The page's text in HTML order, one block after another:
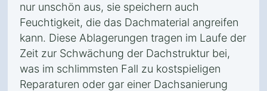
nur unschön aus, sie speichern auch
Feuchtigkeit, die das Dachmaterial angreifen
kann. Diese Ablagerungen tragen im Laufe der
Zeit zur Schwächung der Dachstruktur bei,
was im schlimmsten Fall zu kostspieligen
Reparaturen oder gar einer Dachsanierung